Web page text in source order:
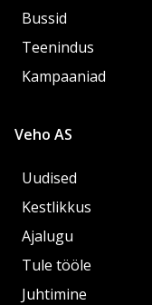
Bussid
Teenindus
Kampaaniad
Veho AS
Uudised
Kestlikkus
Ajalugu
Tule tööle
Juhtimine